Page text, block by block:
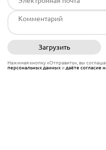
Загрузить
Нажимая кнопку «Отправить», вы
персональных данныхи даёте согласие